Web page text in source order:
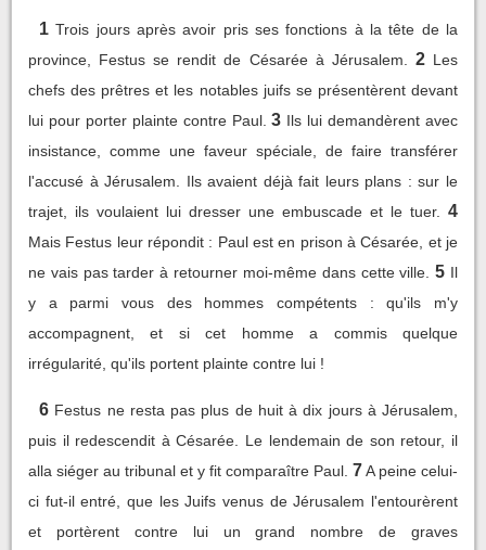
1 Trois jours après avoir pris ses fonctions à la tête de la
province, Festus se rendit de Césarée à Jérusalem.
2 Les
chefs des prêtres et les notables juifs se présentèrent devant
lui pour porter plainte contre Paul. 3 Ils lui demandèrent avec
insistance, comme une faveur spéciale, de faire transférer
l'accusé à Jérusalem. Ils avaient déjà fait leurs plans : sur le
trajet, ils voulaient lui dresser une embuscade et le tuer.
4
Mais Festus leur répondit : Paul est en prison à Césarée, et je
ne vais pas tarder à retourner moi-même dans cette ville. 5 Il
y a parmi vous des hommes compétents : qu'ils m'y
accompagnent, et si cet homme a commis quelque
irrégularité, qu'ils portent plainte contre lui !
6 Festus ne resta pas plus de huit à dix jours à Jérusalem,
puis il redescendit à Césarée. Le lendemain de son retour, il
alla siéger au tribunal et y fit comparaître Paul. 7A peine celui-
ci fut-il entré, que les Juifs venus de Jérusalem l'entourèrent
et portèrent contre lui un grand nombre de graves